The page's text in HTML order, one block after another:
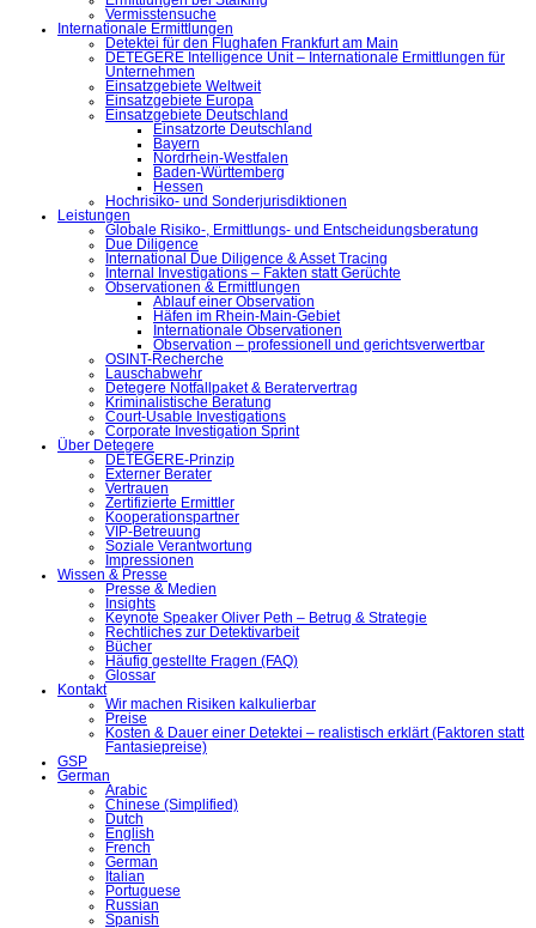
Vermisstensuche
Internationale Ermittlungen
Detektei für den Flughafen Frankfurt am Main
DETEGERE Intelligence Unit – Internationale Ermittlungen für
Unternehmen
Einsatzgebiete Weltweit
Einsatzgebiete Europa
Einsatzgebiete Deutschland
Einsatzorte Deutschland
Bayern
Nordrhein-Westfalen
Baden-Württemberg
Hessen
Hochrisiko- und Sonderjurisdiktionen
Leistungen
Globale Risiko-, Ermittlungs- und Entscheidungsberatung
Due Diligence
International Due Diligence & Asset Tracing
Internal Investigations – Fakten statt Gerüchte
Observationen & Ermittlungen
Ablauf einer Observation
Häfen im Rhein-Main-Gebiet
Internationale Observationen
Observation – professionell und gerichtsverwertbar
OSINT-Recherche
Lauschabwehr
Detegere Notfallpaket & Beratervertrag
Kriminalistische Beratung
Court-Usable Investigations
Corporate Investigation Sprint
Über Detegere
DETEGERE-Prinzip
Externer Berater
Vertrauen
Zertifizierte Ermittler
Kooperationspartner
VIP-Betreuung
Soziale Verantwortung
Impressionen
Wissen & Presse
Presse & Medien
Insights
Keynote Speaker Oliver Peth – Betrug & Strategie
Rechtliches zur Detektivarbeit
Bücher
Häufig gestellte Fragen (FAQ)
Glossar
Kontakt
Wir machen Risiken kalkulierbar
Preise
Kosten & Dauer einer Detektei – realistisch erklärt (Faktoren statt
Fantasiepreise)
GSP
German
Arabic
Chinese (Simplified)
Dutch
English
French
German
Italian
Portuguese
Russian
Spanish